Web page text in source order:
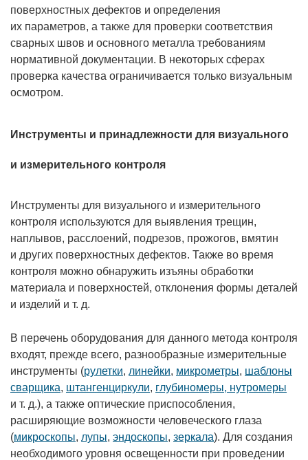
поверхностных дефектов и определения
их параметров, а также для проверки соответствия
сварных швов и основного металла требованиям
нормативной документации. В некоторых сферах
проверка качества ограничивается только визуальным
осмотром.
Инструменты и принадлежности для визуального
и измерительного контроля
Инструменты для визуального и измерительного
контроля используются для выявления трещин,
наплывов, расслоений, подрезов, прожогов, вмятин
и других поверхностных дефектов. Также во время
контроля можно обнаружить изъяны обработки
материала и поверхностей, отклонения формы деталей
и изделий и т. д.
В перечень оборудования для данного метода контроля
входят, прежде всего, разнообразные измерительные
инструменты (рулетки, линейки, микрометры, шаблоны
сварщика, штангенциркули, глубиномеры, нутромеры
и т. д.), а также оптические приспособления,
расширяющие возможности человеческого глаза
(микроскопы, лупы, эндоскопы, зеркала). Для создания
необходимого уровня освещенности при проведении